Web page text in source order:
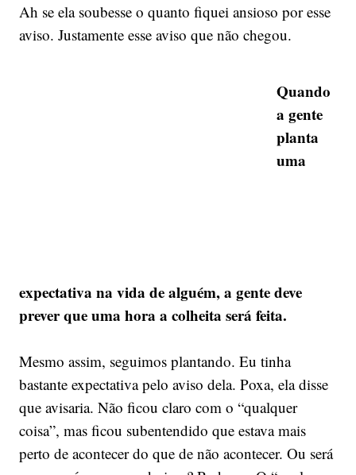
Ah se ela soubesse o quanto fiquei ansioso por esse
aviso. Justamente esse aviso que não chegou.
Quando
a gente
planta
uma
expectativa na vida de alguém, a gente deve
prever que uma hora a colheita será feita.
Mesmo assim, seguimos plantando. Eu tinha
bastante expectativa pelo aviso dela. Poxa, ela disse
que avisaria. Não ficou claro com o “qualquer
coisa”, mas ficou subentendido que estava mais
perto de acontecer do que de não acontecer. Ou será